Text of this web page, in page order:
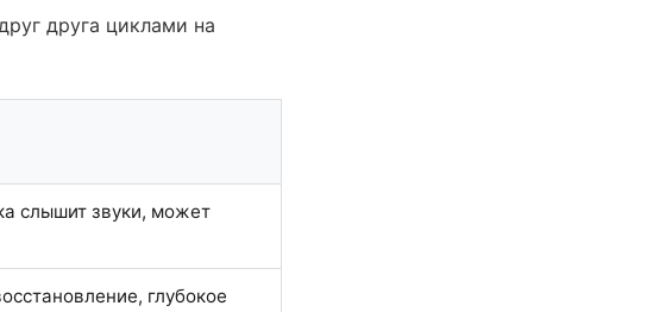
друга циклами на
слышит звуки, может
глубокое